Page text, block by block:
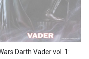
Darth Vader vol. 1: